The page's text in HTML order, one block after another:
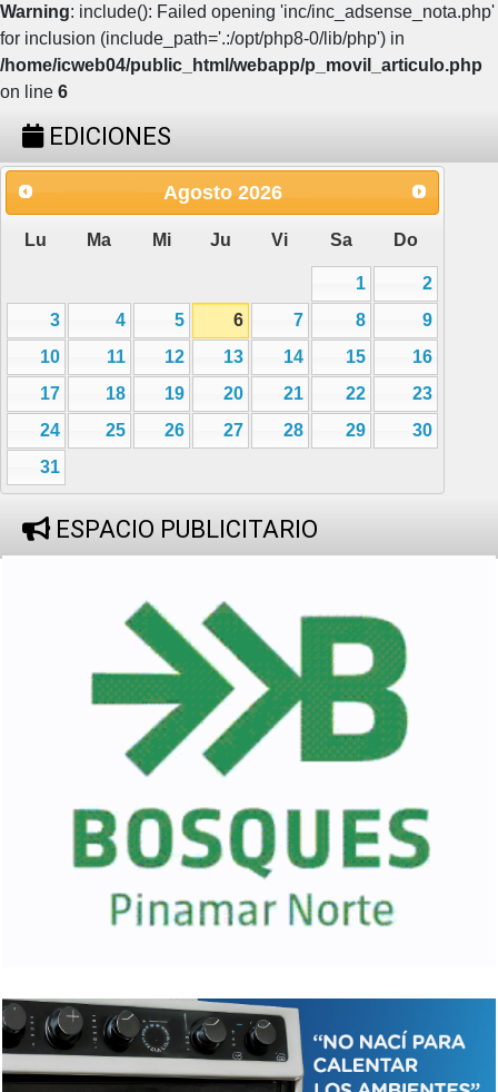
Warning: include(): Failed opening 'inc/inc_adsense_nota.php'
for inclusion (include_path='.:/opt/php8-0/lib/php') in
/home/icweb04/public_html/webapp/p_movil_articulo.php
on line 6
EDICIONES
Agosto 2026
Lu Ma Mi Ju Vi Sa Do
1
2
3
4 5 6 7 8
9
10
11 12 13 14 15
16
17
18 19 20 21 22
23
24
25 26 27 28 29
30
31
ESPACIO PUBLICITARIO